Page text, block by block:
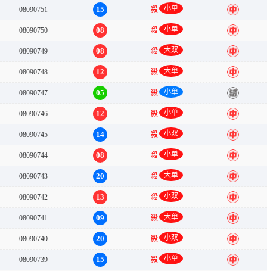
08090751 15 殺 小单 中
08090750 08 殺 小单 中
08090749 08 殺 大双 中
08090748 12 殺 大单 中
08090747 05 殺 小单 错
08090746 12 殺 小单 中
08090745 14 殺 小双 中
08090744 08 殺 小单 中
08090743 20 殺 大单 中
08090742 13 殺 小双 中
08090741 09 殺 大单 中
08090740 20 殺 小双 中
08090739 15 殺 小单 中